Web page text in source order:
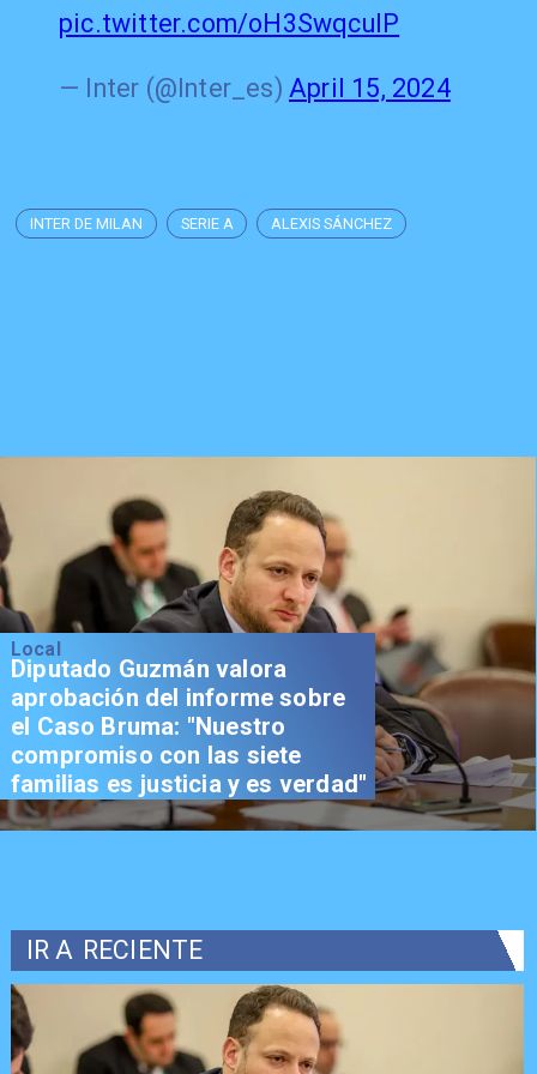
pic.twitter.com/oH3SwqcuIP
— Inter (@Inter_es) April 15, 2024
INTER DE MILAN SERIE A ALEXIS SÁNCHEZ
Local
Diputado Guzmán valora
aprobación del informe sobre
el Caso Bruma: "Nuestro
compromiso con las siete
familias es justicia y es verdad"
IR A RECIENTE